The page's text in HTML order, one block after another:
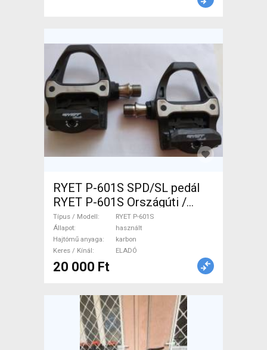
RYET P-601S SPD/SL pedál
RYET P-601S Országúti /
Gravel / Triatlon Alkatrész,
Országúti Hajtásrendszer
használt ELADÓ
Típus / Modell
RYET P-601S
Állapot
használt
Hajtómű anyaga
karbon
Keres / Kínál
ELADÓ
20 000 Ft